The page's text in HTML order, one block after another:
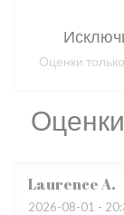
LaurenceA
2026-08-01 -
Оценки